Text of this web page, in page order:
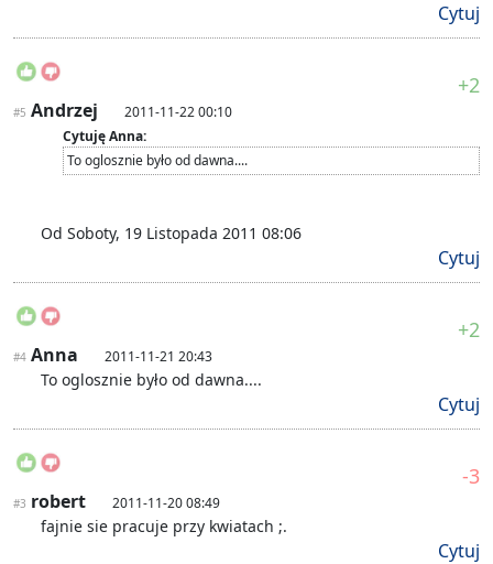
Cytuj
+2
#5 Andrzej
2011-11-22 00:10
Cytuję Anna:
To oglosznie było od dawna....
Od Soboty, 19 Listopada 2011 08:06
Cytuj
+2
#4 Anna 2011-11-21 20:43
To oglosznie było od dawna....
Cytuj
-3
#3 robert 2011-11-20 08:49
fajnie sie pracuje przy kwiatach ;.
Cytuj